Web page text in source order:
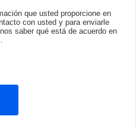
que usted proporcione en
con usted y para enviarle
saber qué está de acuerdo en